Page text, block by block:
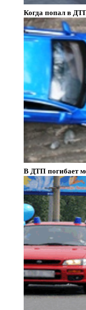
Когда попал в
В ДТП погибает